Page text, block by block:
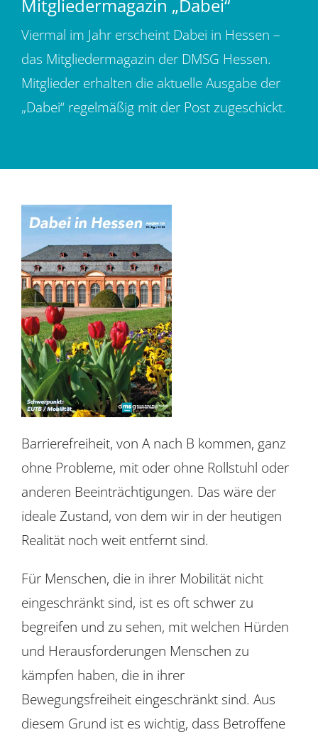
Für Mitglieder
Über uns
EUTB®
Mitgliedermagazin „Dabei“
Viermal im Jahr erscheint Dabei in Hessen –
das Mitgliedermagazin der DMSG Hessen.
Mitglieder erhalten die aktuelle Ausgabe der
„Dabei“ regelmäßig mit der Post zugeschickt.
Barrierefreiheit, von A nach B kommen, ganz
ohne Probleme, mit oder ohne Rollstuhl oder
anderen Beeinträchtigungen. Das wäre der
ideale Zustand, von dem wir in der heutigen
Realität noch weit entfernt sind.
Für Menschen, die in ihrer Mobilität nicht
eingeschränkt sind, ist es oft schwer zu
begreifen und zu sehen, mit welchen Hürden
und Herausforderungen Menschen zu
kämpfen haben, die in ihrer
Bewegungsfreiheit eingeschränkt sind. Aus
diesem Grund ist es wichtig, dass Betroffene